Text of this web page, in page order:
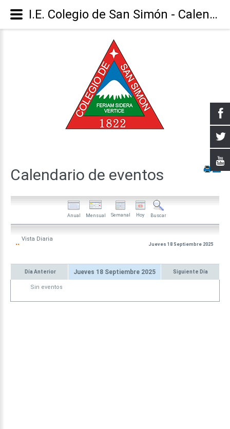
Calendario de eventos
Anual Mensual Semanal Hoy Buscar
Vista Diaria
Jueves 18 Septiembre 2025
Día Anterior Jueves 18 Septiembre 2025 Siguiente Día
Sin eventos
I.E. Colegio de San Simón - Calendario